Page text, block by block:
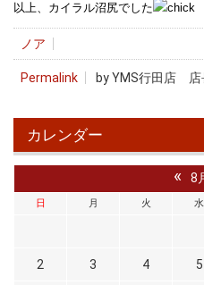
以上、カイラル沼尻でした
ノア
Permalink by YMS行田店 店
カレンダー
« 8
日 月 火 水
2 3 4 5